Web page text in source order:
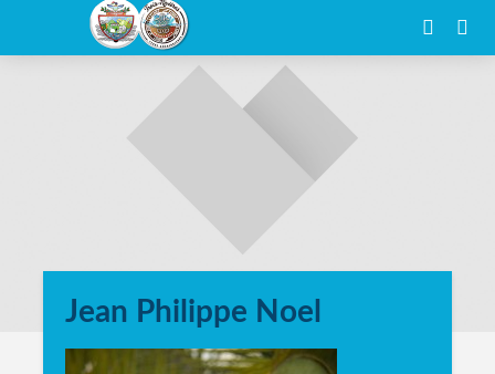
Jean Philippe Noel